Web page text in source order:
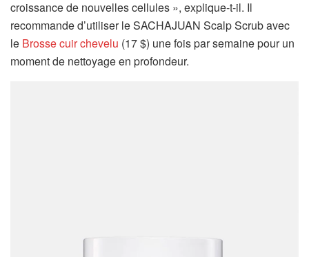
croissance de nouvelles cellules », explique-t-il. Il
recommande d’utiliser le SACHAJUAN Scalp Scrub avec
le Brosse cuir chevelu (17 $) une fois par semaine pour un
moment de nettoyage en profondeur.